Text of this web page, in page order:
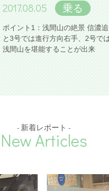
2017.08.05 乗る
ポイント1：浅間山の絶景 信濃
と3号では進行方向右手、2号で
浅間山を堪能することが出来
- 新着レポート -
New Articles